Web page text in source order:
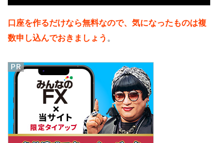
口座を作るだけなら無料なので、気になったものは複
数申し込んでおきましょう 。